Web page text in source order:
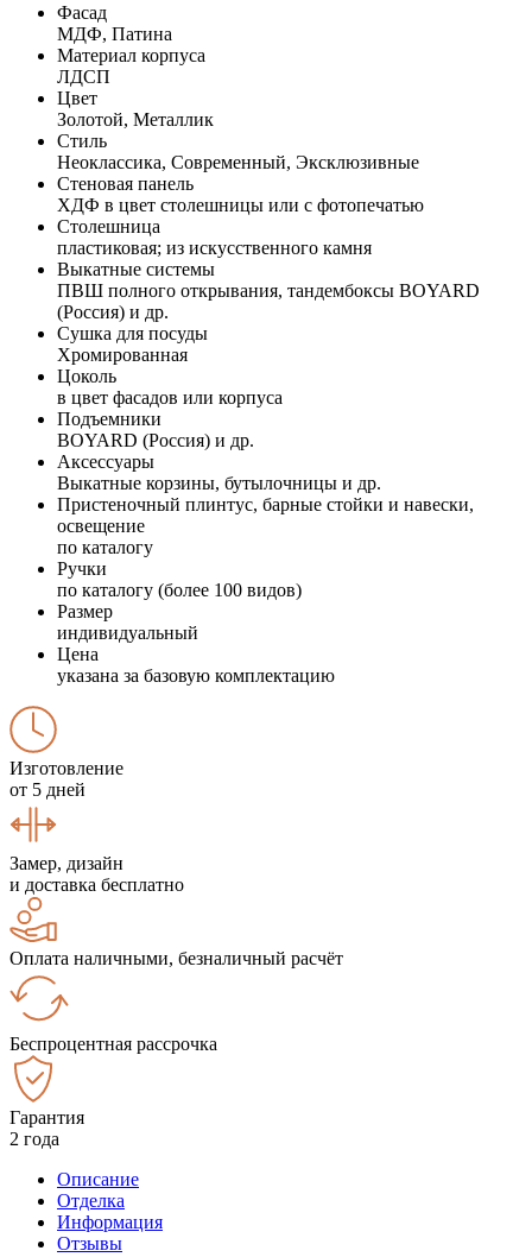
Фасад
МДФ, Патина
Материал корпуса
ЛДСП
Цвет
Золотой, Металлик
Стиль
Неоклассика, Современный, Эксклюзивные
Стеновая панель
ХДФ в цвет столешницы или с фотопечатью
Столешница
пластиковая; из искусственного камня
Выкатные системы
ПВШ полного открывания, тандембоксы BOYARD
(Россия) и др.
Сушка для посуды
Хромированная
Цоколь
в цвет фасадов или корпуса
Подъемники
BOYARD (Россия) и др.
Аксессуары
Выкатные корзины, бутылочницы и др.
Пристеночный плинтус, барные стойки и навески,
освещение
по каталогу
Ручки
по каталогу (более 100 видов)
Размер
индивидуальный
Цена
указана за базовую комплектацию
Изготовление
от 5 дней
Замер, дизайн
и доставка бесплатно
Оплата наличными, безналичный расчёт
Беспроцентная рассрочка
Гарантия
2 года
Описание
Отделка
Информация
Отзывы